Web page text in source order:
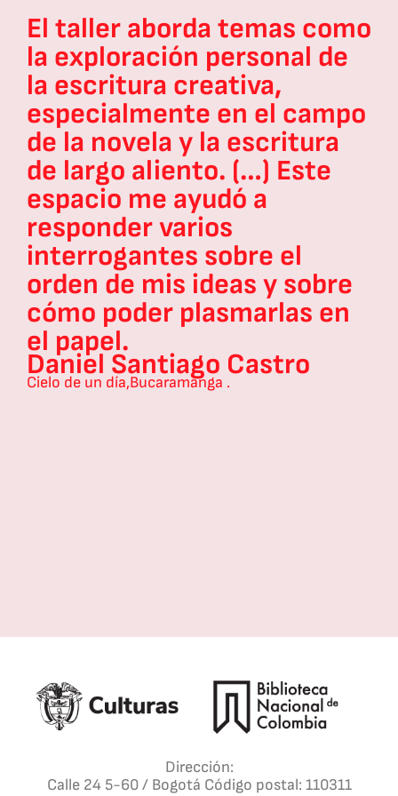
El taller aborda temas como
la exploración personal de
la escritura creativa,
especialmente en el campo
de la novela y la escritura
de largo aliento. (…) Este
espacio me ayudó a
responder varios
interrogantes sobre el
orden de mis ideas y sobre
cómo poder plasmarlas en
el papel.
Daniel Santiago Castro
Cielo de un día,Bucaramanga .
Dirección:
Calle 24 5-60 / Bogotá Código postal: 110311